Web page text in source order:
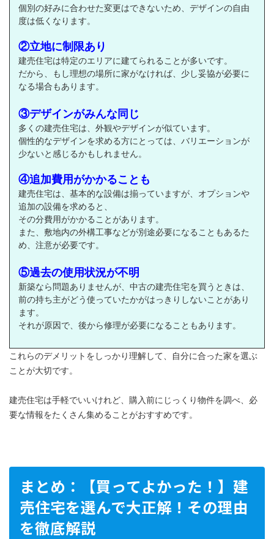
個別の好みに合わせた変更はできないため、デザインの自由
度は低くなります。
②立地に制限あり
建売住宅は特定のエリアに建てられることが多いです。
だから、もし理想の場所に家がなければ、少し妥協が必要に
なる場合もあります。
③デザインがみんな同じ
多くの建売住宅は、外観やデザインが似ています。
個性的なデザインを求める方にとっては、バリエーションが
少ないと感じるかもしれません。
④追加費用がかかることも
建売住宅は、基本的な設備は揃っていますが、オプションや
追加の設備を求めると、
その分費用がかかることがあります。
また、敷地内の外構工事などが別途必要になることもあるた
め、注意が必要です。
⑤過去の使用状況が不明
新築なら問題ありませんが、中古の建売住宅を買うときは、
前の持ち主がどう使っていたかがはっきりしないことがあり
ます。
それが原因で、後から修理が必要になることもあります。
これらのデメリットをしっかり理解して、自分に合った家を選ぶ
ことが大切です。
建売住宅は手軽でいいけれど、購入前にじっくり物件を調べ、必
要な情報をたくさん集めることがおすすめです。
まとめ：【買ってよかった！】建
売住宅を選んで大正解！その理由
を徹底解説